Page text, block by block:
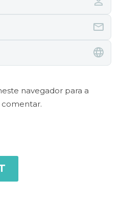
navegador para a